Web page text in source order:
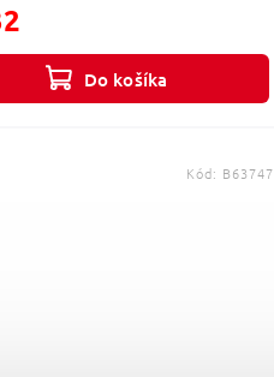
Do košíka
Kód: B63747